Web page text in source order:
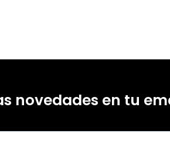
novedades en tu